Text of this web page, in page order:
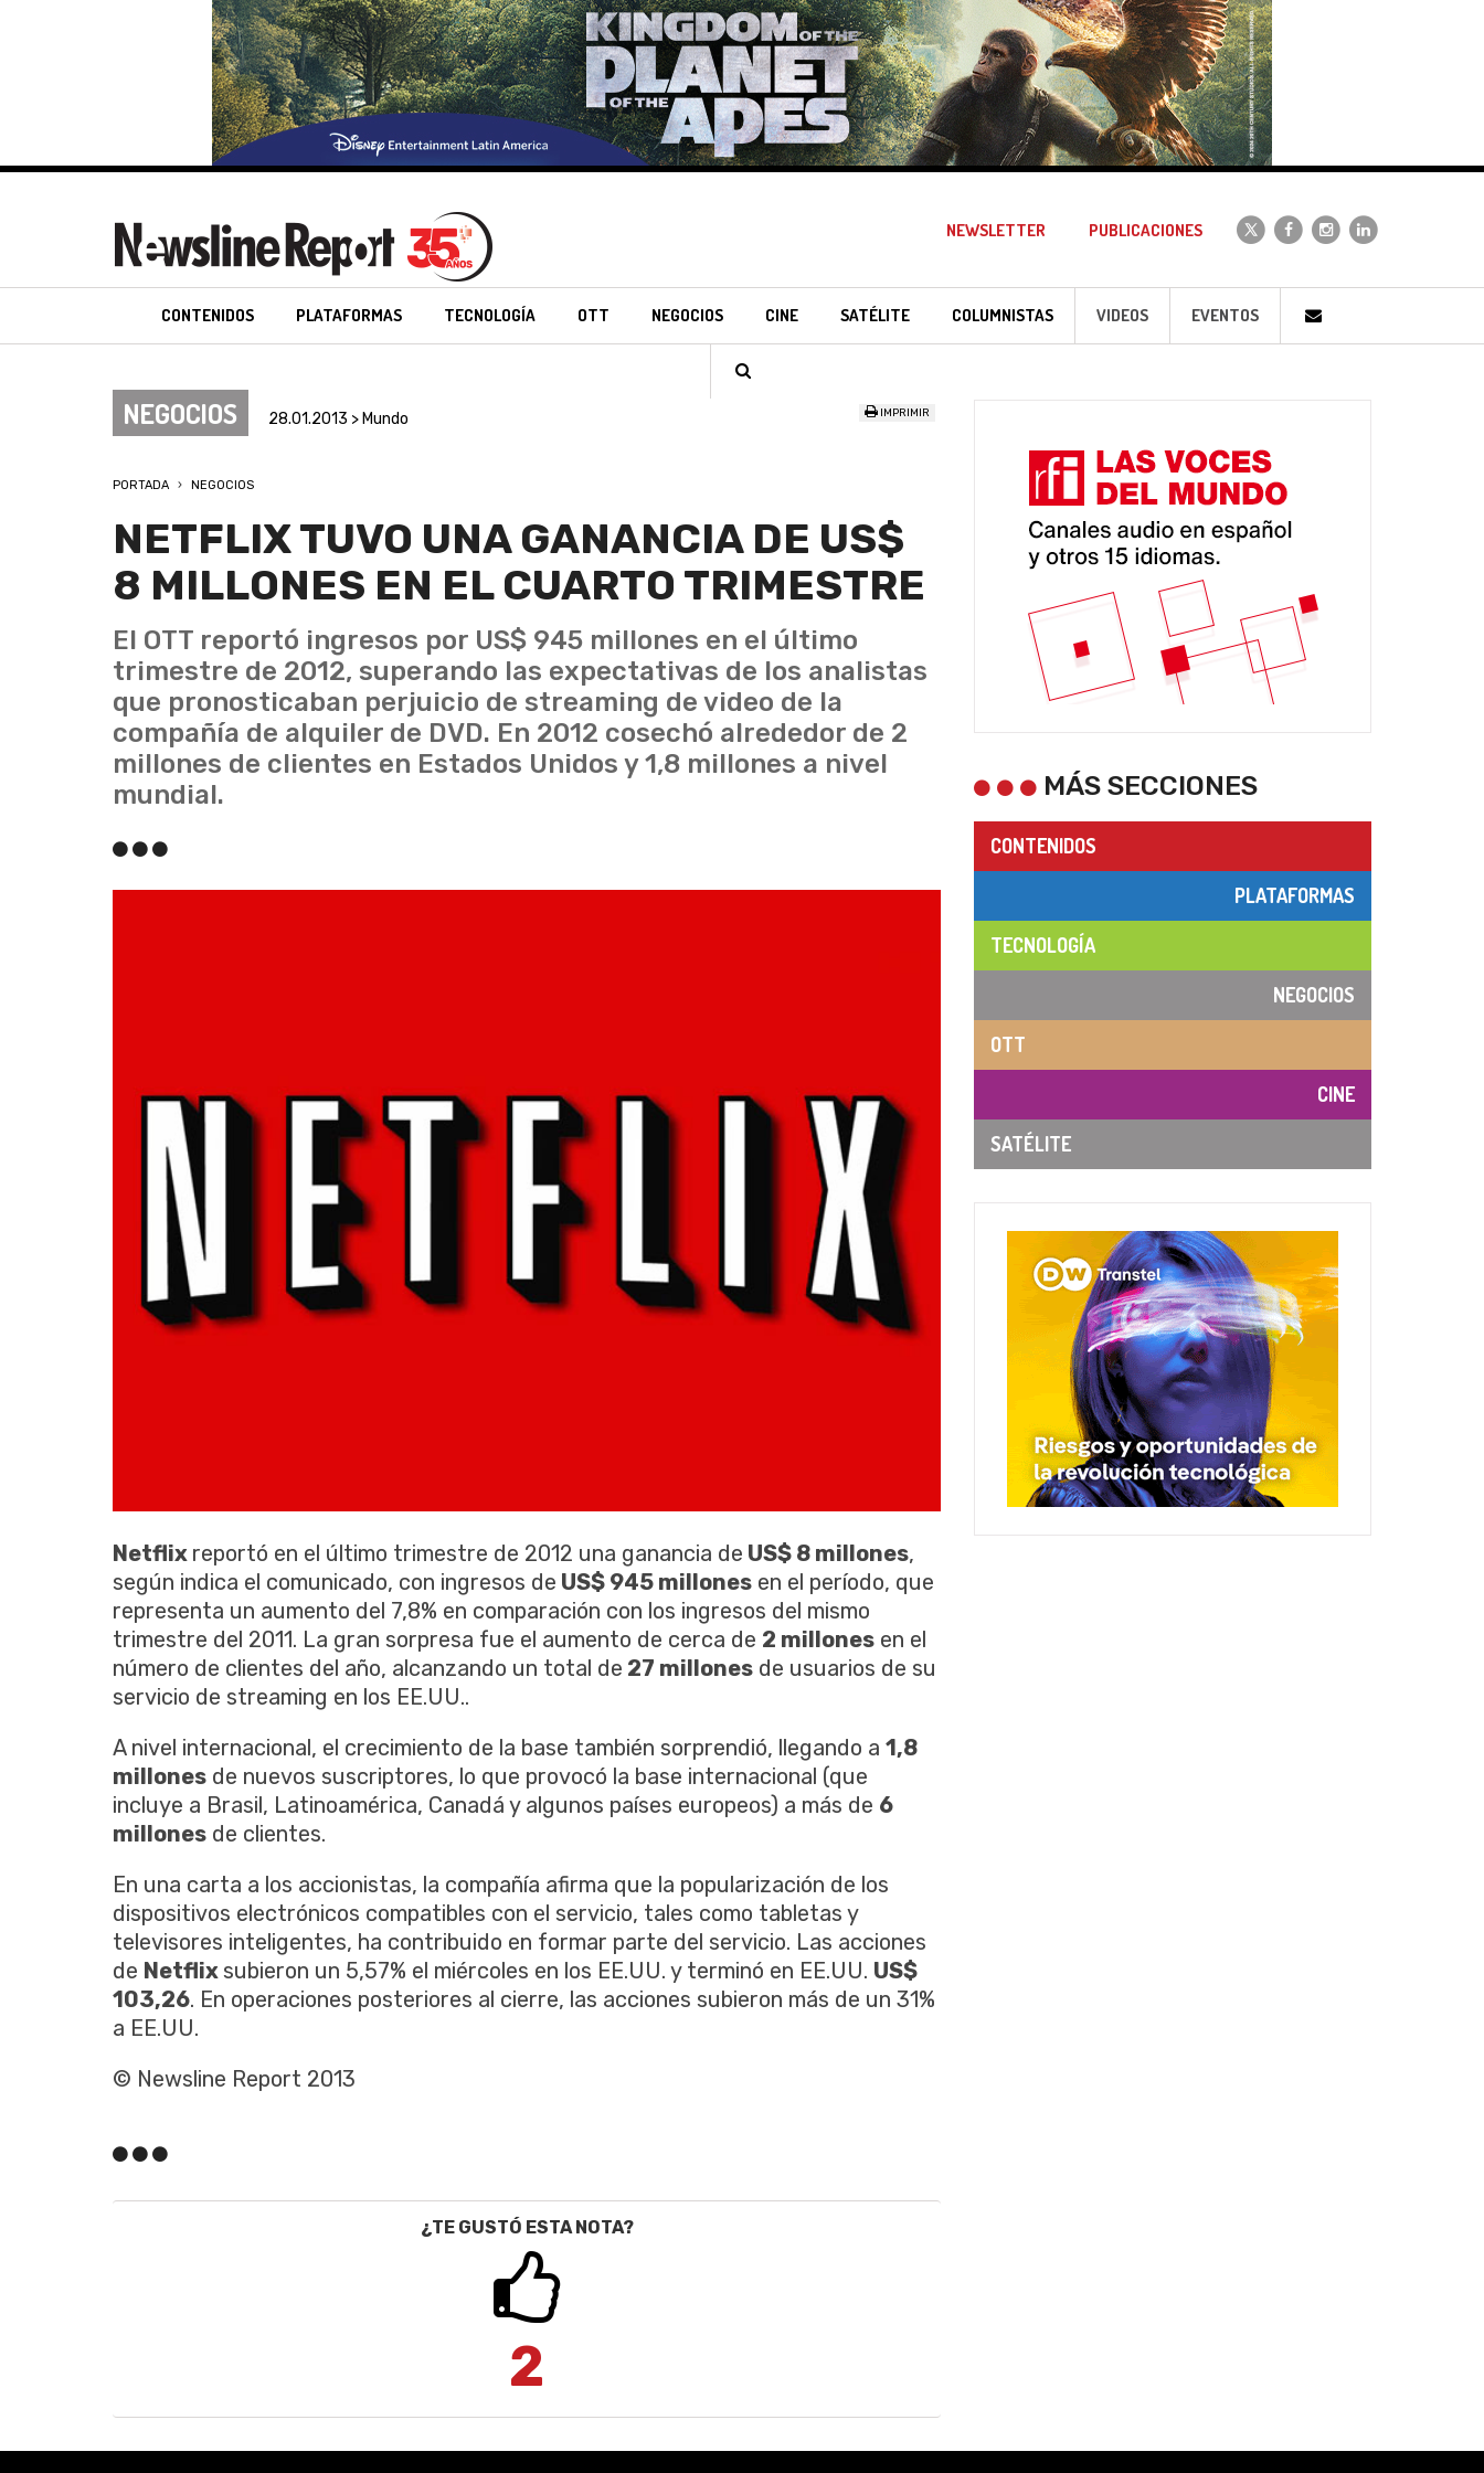
NEWSLETTER PUBLICACIONES
CONTENIDOS PLATAFORMAS TECNOLOGÍA OTT NEGOCIOS CINE SATÉLITE COLUMNISTAS VIDEOS EVENTOS
NEGOCIOS 28.01.2013 > Mundo IMPRIMIR
PORTADA NEGOCIOS
NETFLIX TUVO UNA GANANCIA DE US$
8 MILLONES EN EL CUARTO TRIMESTRE
El OTT reportó ingresos por US$ 945 millones en el último
trimestre de 2012, superando las expectativas de los analistas
que pronosticaban perjuicio de streaming de video de la
compañía de alquiler de DVD. En 2012 cosechó alrededor de 2
millones de clientes en Estados Unidos y 1,8 millones a nivel
mundial.
Netflix reportó en el último trimestre de 2012 una ganancia de US$ 8 millones,
según indica el comunicado, con ingresos de US$ 945 millones en el período, que
representa un aumento del 7,8% en comparación con los ingresos del mismo
trimestre del 2011. La gran sorpresa fue el aumento de cerca de 2 millones en el
número de clientes del año, alcanzando un total de 27 millones de usuarios de su
servicio de streaming en los EE.UU..
A nivel internacional, el crecimiento de la base también sorprendió, llegando a 1,8
millones de nuevos suscriptores, lo que provocó la base internacional (que
incluye a Brasil, Latinoamérica, Canadá y algunos países europeos) a más de 6
millones de clientes.
En una carta a los accionistas, la compañía afirma que la popularización de los
dispositivos electrónicos compatibles con el servicio, tales como tabletas y
televisores inteligentes, ha contribuido en formar parte del servicio. Las acciones
de Netflix subieron un 5,57% el miércoles en los EE.UU. y terminó en EE.UU. US$
103,26. En operaciones posteriores al cierre, las acciones subieron más de un 31%
a EE.UU.
© Newsline Report 2013
¿TE GUSTÓ ESTA NOTA?
2
MÁS SECCIONES
CONTENIDOS
PLATAFORMAS
TECNOLOGÍA
NEGOCIOS
OTT
CINE
SATÉLITE